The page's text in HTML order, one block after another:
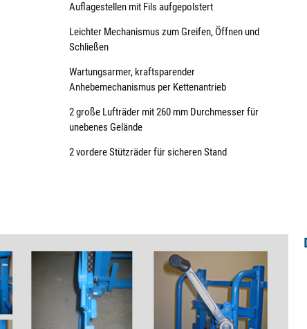
Auflagestellen mit Fils aufgepolstert
Leichter Mechanismus zum Greifen, Öffnen und
Schließen
Wartungsarmer, kraftsparender
Anhebemechanismus per Kettenantrieb
2 große Lufträder mit 260 mm Durchmesser für
unebenes Gelände
2 vordere Stützräder für sicheren Stand